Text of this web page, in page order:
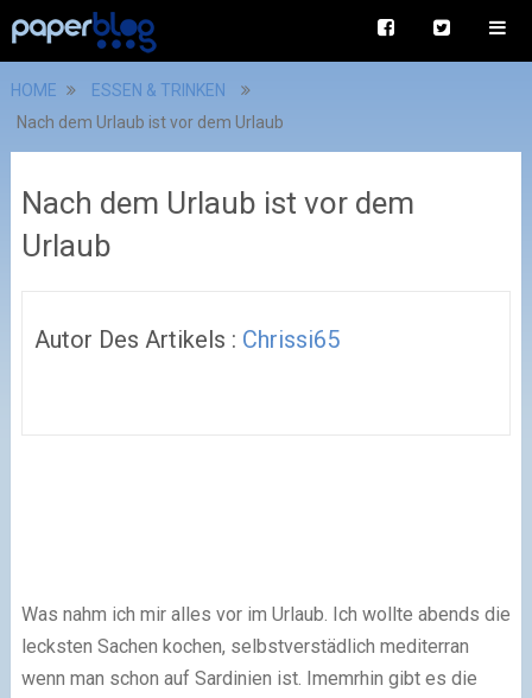
HOME
ESSEN & TRINKEN
Nach dem Urlaub ist vor dem Urlaub
Nach dem Urlaub ist vor dem
Urlaub
Autor Des Artikels : Chrissi65
Was nahm ich mir alles vor im Urlaub. Ich wollte abends die
lecksten Sachen kochen, selbstverstädlich mediterran
wenn man schon auf Sardinien ist. Imemrhin gibt es die